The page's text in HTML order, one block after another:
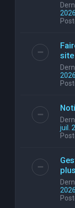
site
juil.